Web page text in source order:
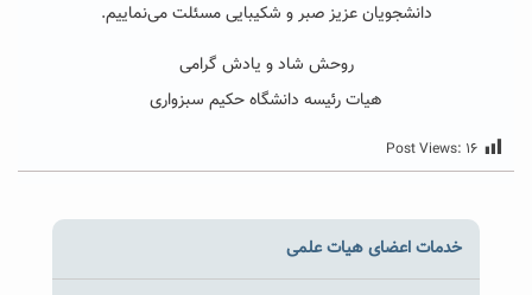
دانشجویان عزیز صبر و شکیبایی مسئلت می‌نماییم.
روحش شاد و یادش گرامی
هیات رئیسه دانشگاه حکیم سبزواری
Post Views: ۱۶
خدمات اعضای هیات علمی